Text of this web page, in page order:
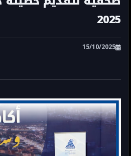
2025
15/10/2025